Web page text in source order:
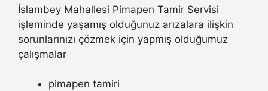
İslambey Mahallesi Pimapen Tamir Servisi
işleminde yaşamış olduğunuz arızalara ilişkin
sorunlarınızı çözmek için yapmış olduğumuz
çalışmalar
pimapen tamiri